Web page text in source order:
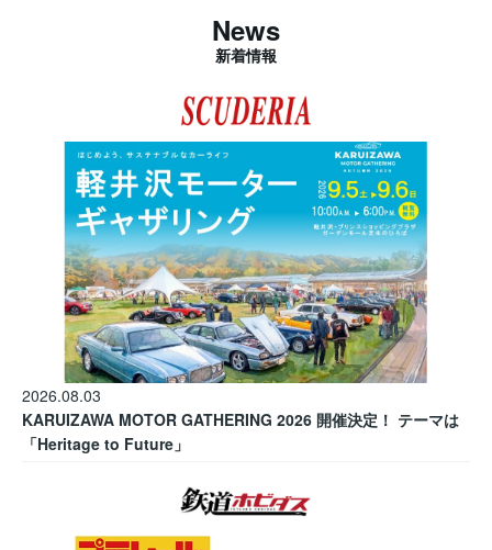
News
新着情報
2026.08.03
KARUIZAWA MOTOR GATHERING 2026 開催決定！ テーマは
「Heritage to Future」